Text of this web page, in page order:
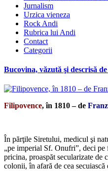
Jurnalism
Urzica vieneza
Rock Andi
Rubrica lui Andi
Contact
Categorii
Bucovina, văzută şi descrisă
Filipovence, în 1810 – de
În părţile Siretului, medicul şi
„pe imperial Sf. Onufri”, deci
pricina, proaspăt secularizate de
colonii, în afară de cea